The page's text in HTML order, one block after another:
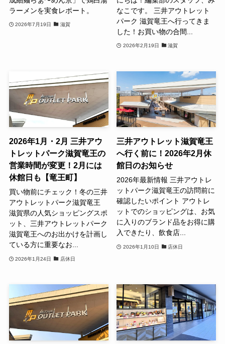
ラーメンを実食レポート。
2026年7月19日 滋賀
なこです。 三井アウトレット
パーク 滋賀竜王へ行ってきま
した！お買い物の合間...
2026年2月19日 滋賀
2026年1月・2月 三井アウ
トレットパーク滋賀竜王の
営業時間が変更！2月には
休館日も【竜王町】
買い物前にチェック！冬の三井
アウトレットパーク滋賀竜王
滋賀県の人気ショッピングスポ
ット、三井アウトレットパーク
滋賀竜王へのお出かけを計画し
ている方に重要なお...
2026年1月24日 店休日
三井アウトレット滋賀竜王
へ行く前に！2026年2月休
館日のお知らせ
2026年最新情報 三井アウトレ
ットパーク滋賀竜王の訪問前に
確認したいポイント アウトレ
ットでのショッピングは、お気
に入りのブランド品をお得に購
入できたり、飲食店...
2026年1月10日 店休日